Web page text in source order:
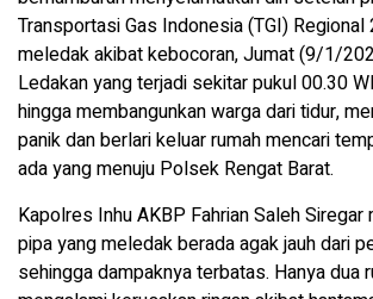
Transportasi Gas Indonesia (TGI)
meledak akibat kebocoran, Jumat (9/1/
Ledakan yang terjadi sekitar pukul 00.30
hingga membangunkan warga dari tidur,
panik dan berlari keluar rumah mencari
ada yang menuju Polsek Rengat Barat.
Kapolres Inhu AKBP Fahrian Saleh
pipa yang meledak berada agak jauh dari
sehingga dampaknya terbatas. Hanya dua